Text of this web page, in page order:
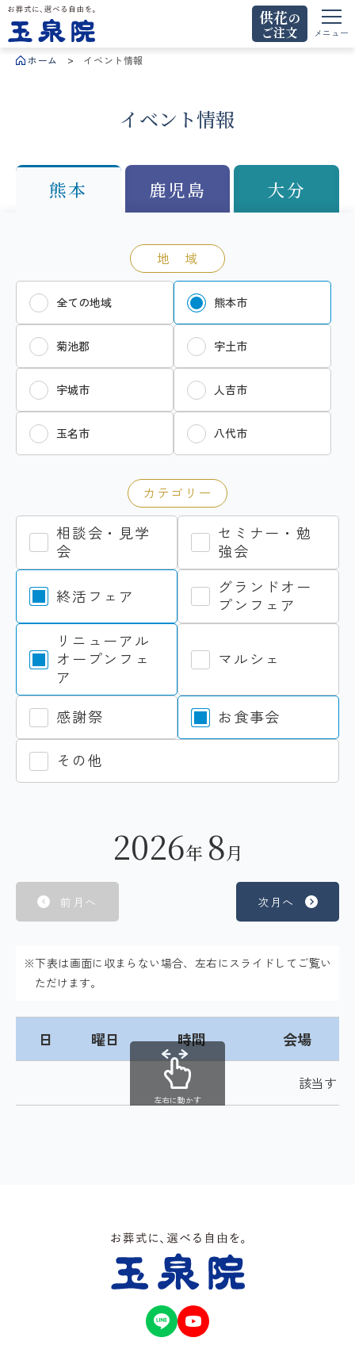
お葬式に、選べる自由を。玉泉院
供花の
ご注文
メニュー
ホーム イベント情報
イベント情報
熊本 鹿児島 大分
地 域
全ての地域 熊本市
菊池郡 宇土市
宇城市 人吉市
玉名市 八代市
カテゴリー
相談会・見学
会
セミナー・勉
強会
終活フェア
グランドオー
プンフェア
リニューアル
オープンフェ
ア
マルシェ
感謝祭 お食事会
その他
2026年 8月
前月へ 次月へ
※下表は画面に収まらない場合、左右にスライドしてご覧い
ただけます。
日 曜日 時間 会場
該当する
左右に動かす